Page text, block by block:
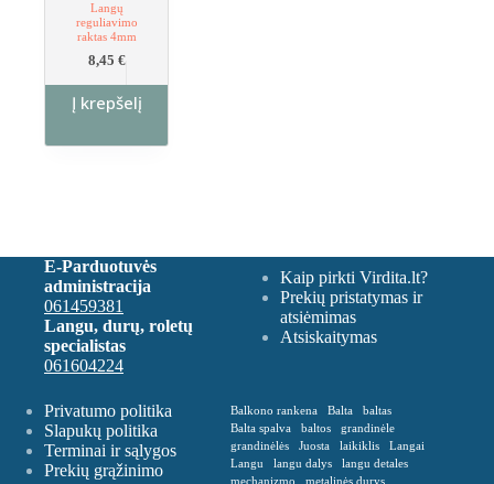
Langų
reguliavimo
raktas 4mm
8,45 €
Į krepšelį
E-Parduotuvės
administracija
061459381
Langu, durų, roletų
specialistas
061604224
Kaip pirkti Virdita.lt?
Prekių pristatymas ir
atsiėmimas
Atsiskaitymas
Privatumo politika
Slapukų politika
Terminai ir sąlygos
Prekių grąžinimo
Balkono rankena Balta
baltas
Balta spalva
baltos
grandinėle
grandinėlės
Juosta laikiklis
Langai
Langu
langu dalys
langu detales
mechanizmo
metalinės durys